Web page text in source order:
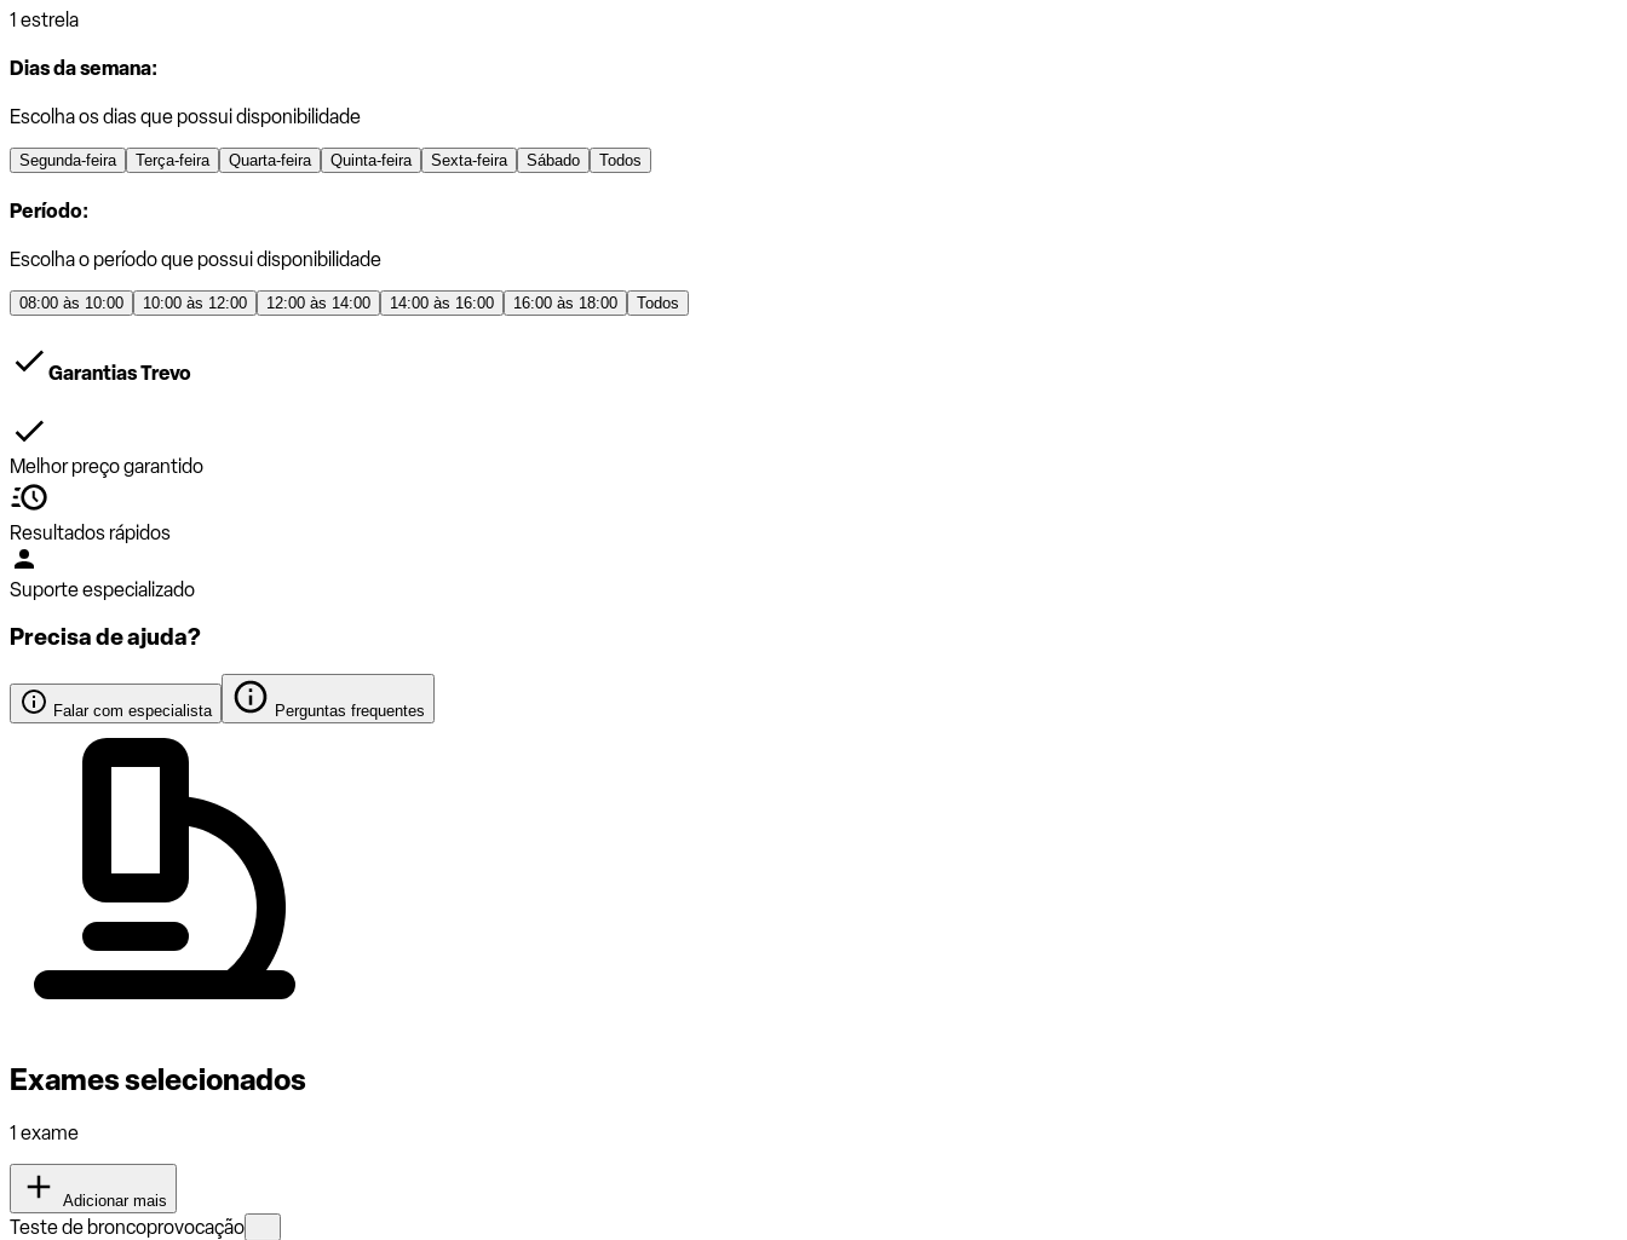
1 estrela
Dias da semana:
Escolha os dias que possui disponibilidade
Segunda-feira Terça-feira Quarta-feira Quinta-feira Sexta-feira Sábado Todos
Período:
Escolha o período que possui disponibilidade
08:00 às 10:00 10:00 às 12:00 12:00 às 14:00 14:00 às 16:00 16:00 às 18:00 Todos
Garantias Trevo
Melhor preço garantido
Resultados rápidos
Suporte especializado
Precisa de ajuda?
Falar com especialista Perguntas frequentes
Exames selecionados
1 exame
Adicionar mais
Teste de broncoprovocação